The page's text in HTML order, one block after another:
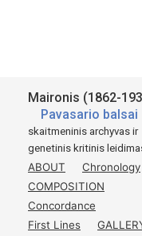
Pavasario Balsai
Ketvirtą kartą
Kaunas
1913.
Švento Kazimiero
6
Maironis (1862-
Pavasario balsai
skaitmeninis archyvas ir
genetinis kritinis
ABOUT
Chronology
COMPOSITION
Concordance
First Lines